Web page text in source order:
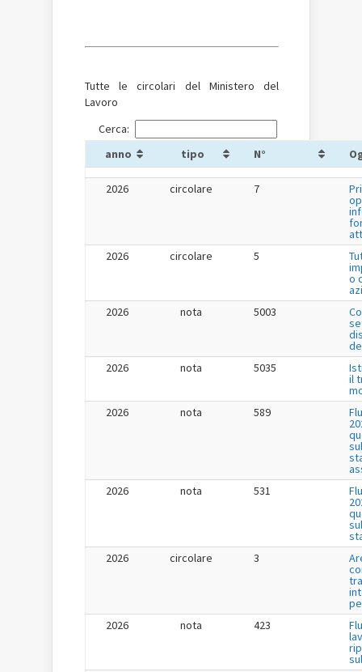
Tutte le circolari del Ministero del
Lavoro
Cerca:
anno
tipo N°
2026 circolare 7
2026
circolare 5
o
2026
nota 5003
2026
nota 5035
il
2026
nota 589
2026
nota 531
2026
circolare 3
2026
nota 423